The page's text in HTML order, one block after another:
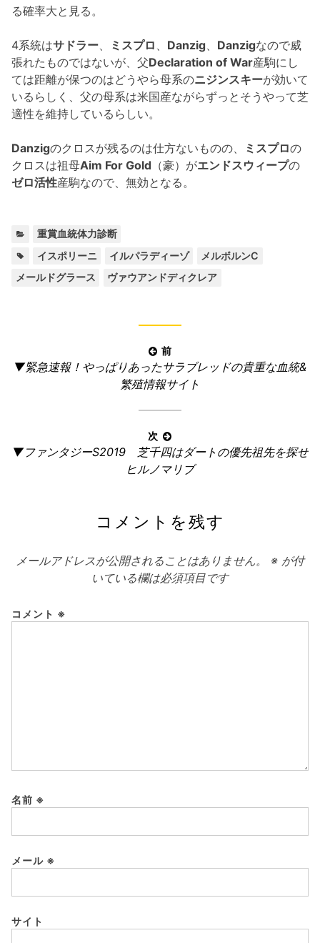
る確率大と見る。
4系統はサドラー、 ミスプロ 、 Danzig、 Danzigなので威
張れたものではないが、父Declaration of War産駒にし
ては距離が保つのはどうやら母系のニジンスキーが効いて
いるらしく、父の母系は米国産ながらずっとそうやって芝
適性を維持しているらしい。
Danzigのクロスが残るのは仕方ないものの、 ミスプロの
クロスは祖母Aim For Gold （豪）がエンドスウィープの
ゼロ活性産駒なので、無効となる。
ゴ
リ
重賞血統体力診断
イスポリーニ イルパラディーゾ メルボルンC
メールドグラース
ヴァウアンドディクレア
稿
ー
前
前
▼緊急速報！やっぱりあったサラブレッドの貴重な血統&
繁殖情報サイト
次
次
▼ファンタジーS2019 芝千四はダートの優先祖先を探せ
ヒルノマリブ
コメントを残す
メールアドレスが公開されることはありません。 ※ が付
いている欄は必須項目です
コメント ※
名前 ※
メール ※
サイト